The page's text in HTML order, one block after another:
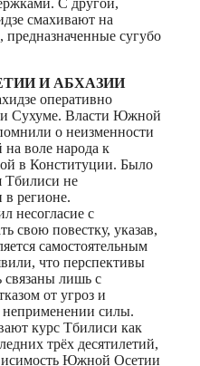
смахивают на
сугубо
И АБХАЗИИ
оперативно
и Сухуме. Власти Южной
о неизменности
воле народа к
в Конституции. Было
Тбилиси не
в регионе.
несогласие с
свою повестку, указав,
самостоятельным
что перспективы
связаны лишь с
от угроз и
неприменении силы.
курс Тбилиси как
трёх десятилетий,
Южной Осетии